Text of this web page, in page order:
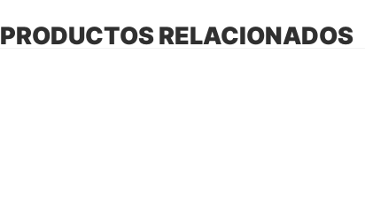
PRODUCTOS RELACIONADOS